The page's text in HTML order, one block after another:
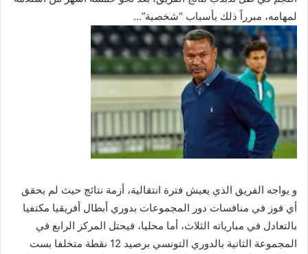
لمهامه، مبرراً ذلك بأسباب “شخصية”…
و يواجه الفريق الذي يعيش فترة انتقالية، أزمة نتائج حيث لم يحقق
أي فوز في منافسات دور المجموعات بدوري أبطال أفريقيا مكتفيا
بالتعادل في مبارياته الثلاث، أما محليا، فيحتل المركز الرابع في
المجموعة الثانية بالدوري التونسي برصيد 12 نقطة متخلفا بست